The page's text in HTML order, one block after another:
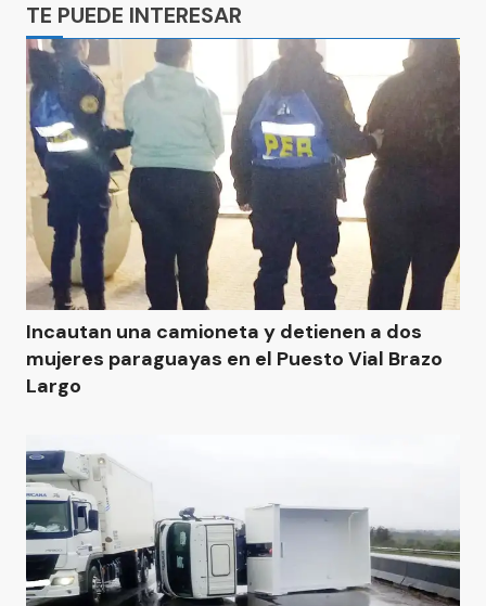
TE PUEDE INTERESAR
Incautan una camioneta y detienen a dos
mujeres paraguayas en el Puesto Vial Brazo
Largo